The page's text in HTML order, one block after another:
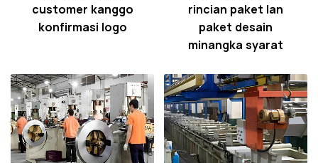
customer kanggo
konfirmasi logo
rincian paket lan
paket desain
minangka syarat